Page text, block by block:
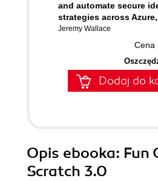
and automate secure
strategies across Azure,
Jeremy Wallace
Cena
Dodaj do
Opis ebooka: Fun
Scratch 3.0